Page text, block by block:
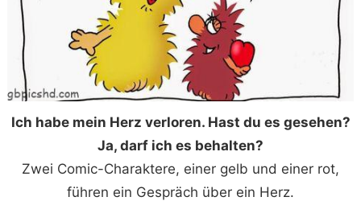
Ich habe mein Herz verloren. Hast du es gesehen?
Ja, darf ich es behalten?
Zwei Comic-Charaktere, einer gelb und einer rot,
führen ein Gespräch über ein Herz.